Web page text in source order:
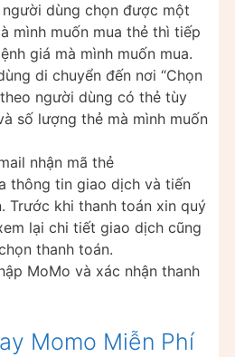
người dùng chọn được một
mình muốn mua thẻ thì tiếp
giá mà mình muốn mua.
di chuyển đến nơi “Chọn
theo người dùng có thẻ tùy
số lượng thẻ mà mình muốn
nhận mã thẻ
thông tin giao dịch và tiến
Trước khi thanh toán xin quý
lại chi tiết giao dịch cũng
thanh toán.
MoMo và xác nhận thanh
Momo Miễn Phí